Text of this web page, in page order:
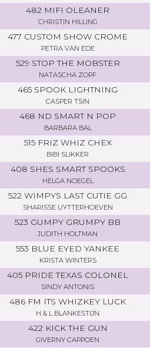
482 MIFI OLEANER
CHRISTIN HILLING
477 CUSTOM SHOW CROME
PETRA VAN EDE
529 STOP THE MOBSTER
NATASCHA ZOPF
465 SPOOK LIGHTNING
CASPER TSIN
468 ND SMART N POP
BARBARA BAL
515 FRIZ WHIZ CHEX
BIBI SLIKKER
408 SHES SMART SPOOKS
HELGA NOEGEL
522 WIMPYS LAST CUTIE GG
SHARISSE UYTTERHOEVEN
523 GUMPY GRUMPY BB
JUDITH HOLTMAN
553 BLUE EYED YANKEE
KRISTA WINTERS
405 PRIDE TEXAS COLONEL
SINDY ANTONIS
486 FM ITS WHIZKEY LUCK
H & L BLANKESTIJN
422 KICK THE GUN
GIVERNY CAPPOEN